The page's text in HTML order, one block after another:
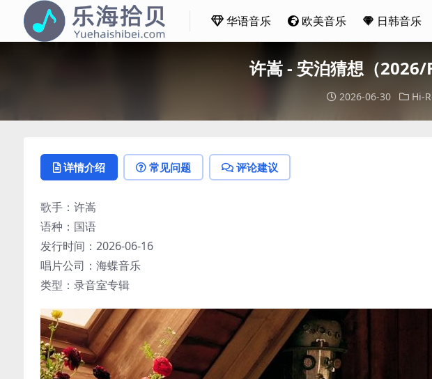
华语音乐 欧美音乐 日韩音乐
许嵩 - 安泊猜想（
2026-06-30 Hi-
详情介绍 常见问题 评论建议
歌手：许嵩
语种：国语
发行时间：2026-06-16
唱片公司：海蝶音乐
类型：录音室专辑